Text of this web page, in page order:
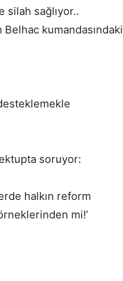
silah sağlıyor..
kumandasındaki
soruyor:
halkın reform
mi!’